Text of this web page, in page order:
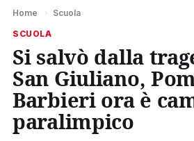
Home › Scuola
SCUOLA
Si salvò dalla
San Giuliano,
Barbieri ora è
paralimpico